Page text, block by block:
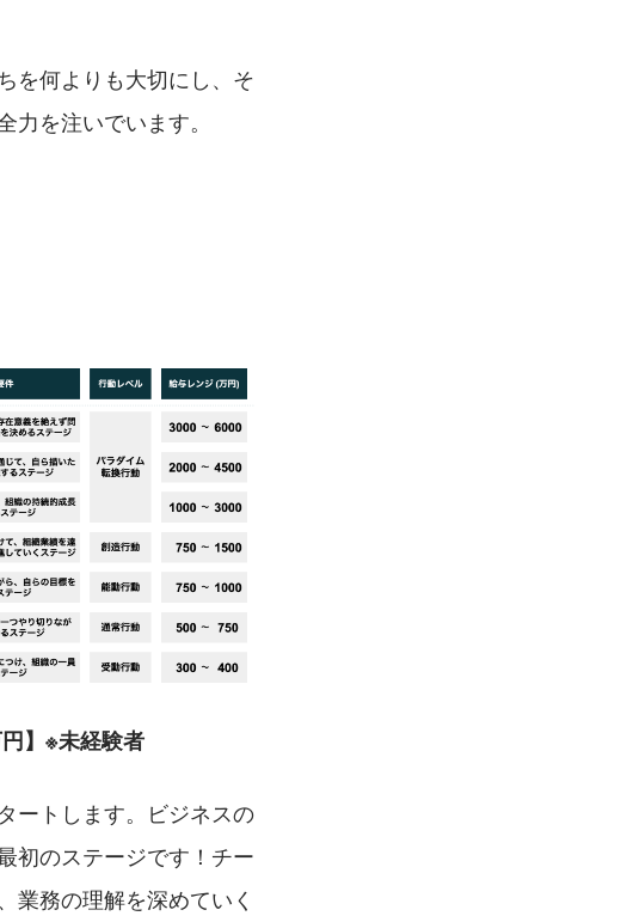
を何よりも大切にし、そ
を注いでいます。
】※未経験者
ートします。ビジネスの
初のステージです！チー
業務の理解を深めていく